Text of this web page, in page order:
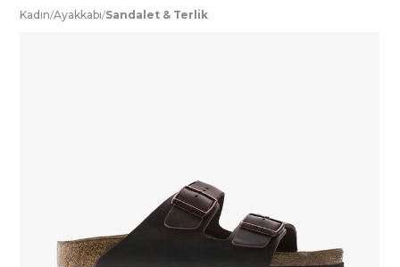
Kadın/Ayakkabı/Sandalet & Terlik